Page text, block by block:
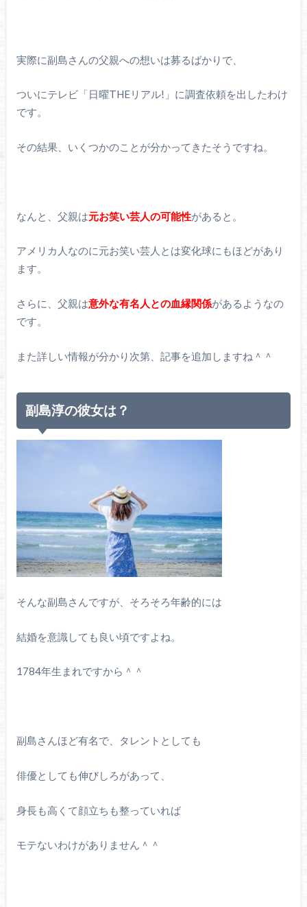
実際に副島さんの父親への想いは募るばかりで、
ついにテレビ「日曜THEリアル!」に調査依頼を出したわけ
です。
その結果、いくつかのことが分かってきたそうですね。
なんと、父親は元お笑い芸人の可能性があると。
アメリカ人なのに元お笑い芸人とは変化球にもほどがあり
ます。
さらに、父親は意外な有名人との血縁関係があるようなの
です。
また詳しい情報が分かり次第、記事を追加しますね＾＾
副島淳の彼女は？
そんな副島さんですが、そろそろ年齢的には
結婚を意識しても良い頃ですよね。
1784年生まれですから＾＾
副島さんほど有名で、タレントとしても
俳優としても伸びしろがあって、
身長も高くて顔立ちも整っていれば
モテないわけがありません＾＾